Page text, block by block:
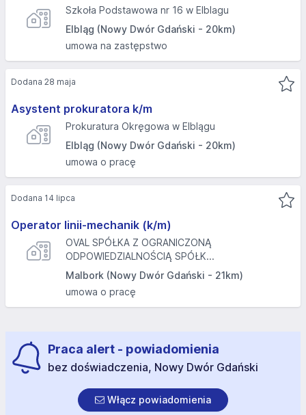
Szkoła Podstawowa nr 16 w Elblagu
Elbląg (Nowy Dwór Gdański - 20km)
umowa na zastępstwo
Asystent prokuratora k/m
Prokuratura Okręgowa w Elblągu
Elbląg (Nowy Dwór Gdański - 20km)
umowa o pracę
Dodana 28 maja
Operator linii-mechanik (k/m)
OVAL SPÓŁKA Z OGRANICZONĄ
ODPOWIEDZIALNOŚCIĄ SPÓŁK...
Malbork (Nowy Dwór Gdański - 21km)
umowa o pracę
Dodana 14 lipca
Praca alert - powiadomienia
bez doświadczenia, Nowy Dwór Gdański
Włącz powiadomienia